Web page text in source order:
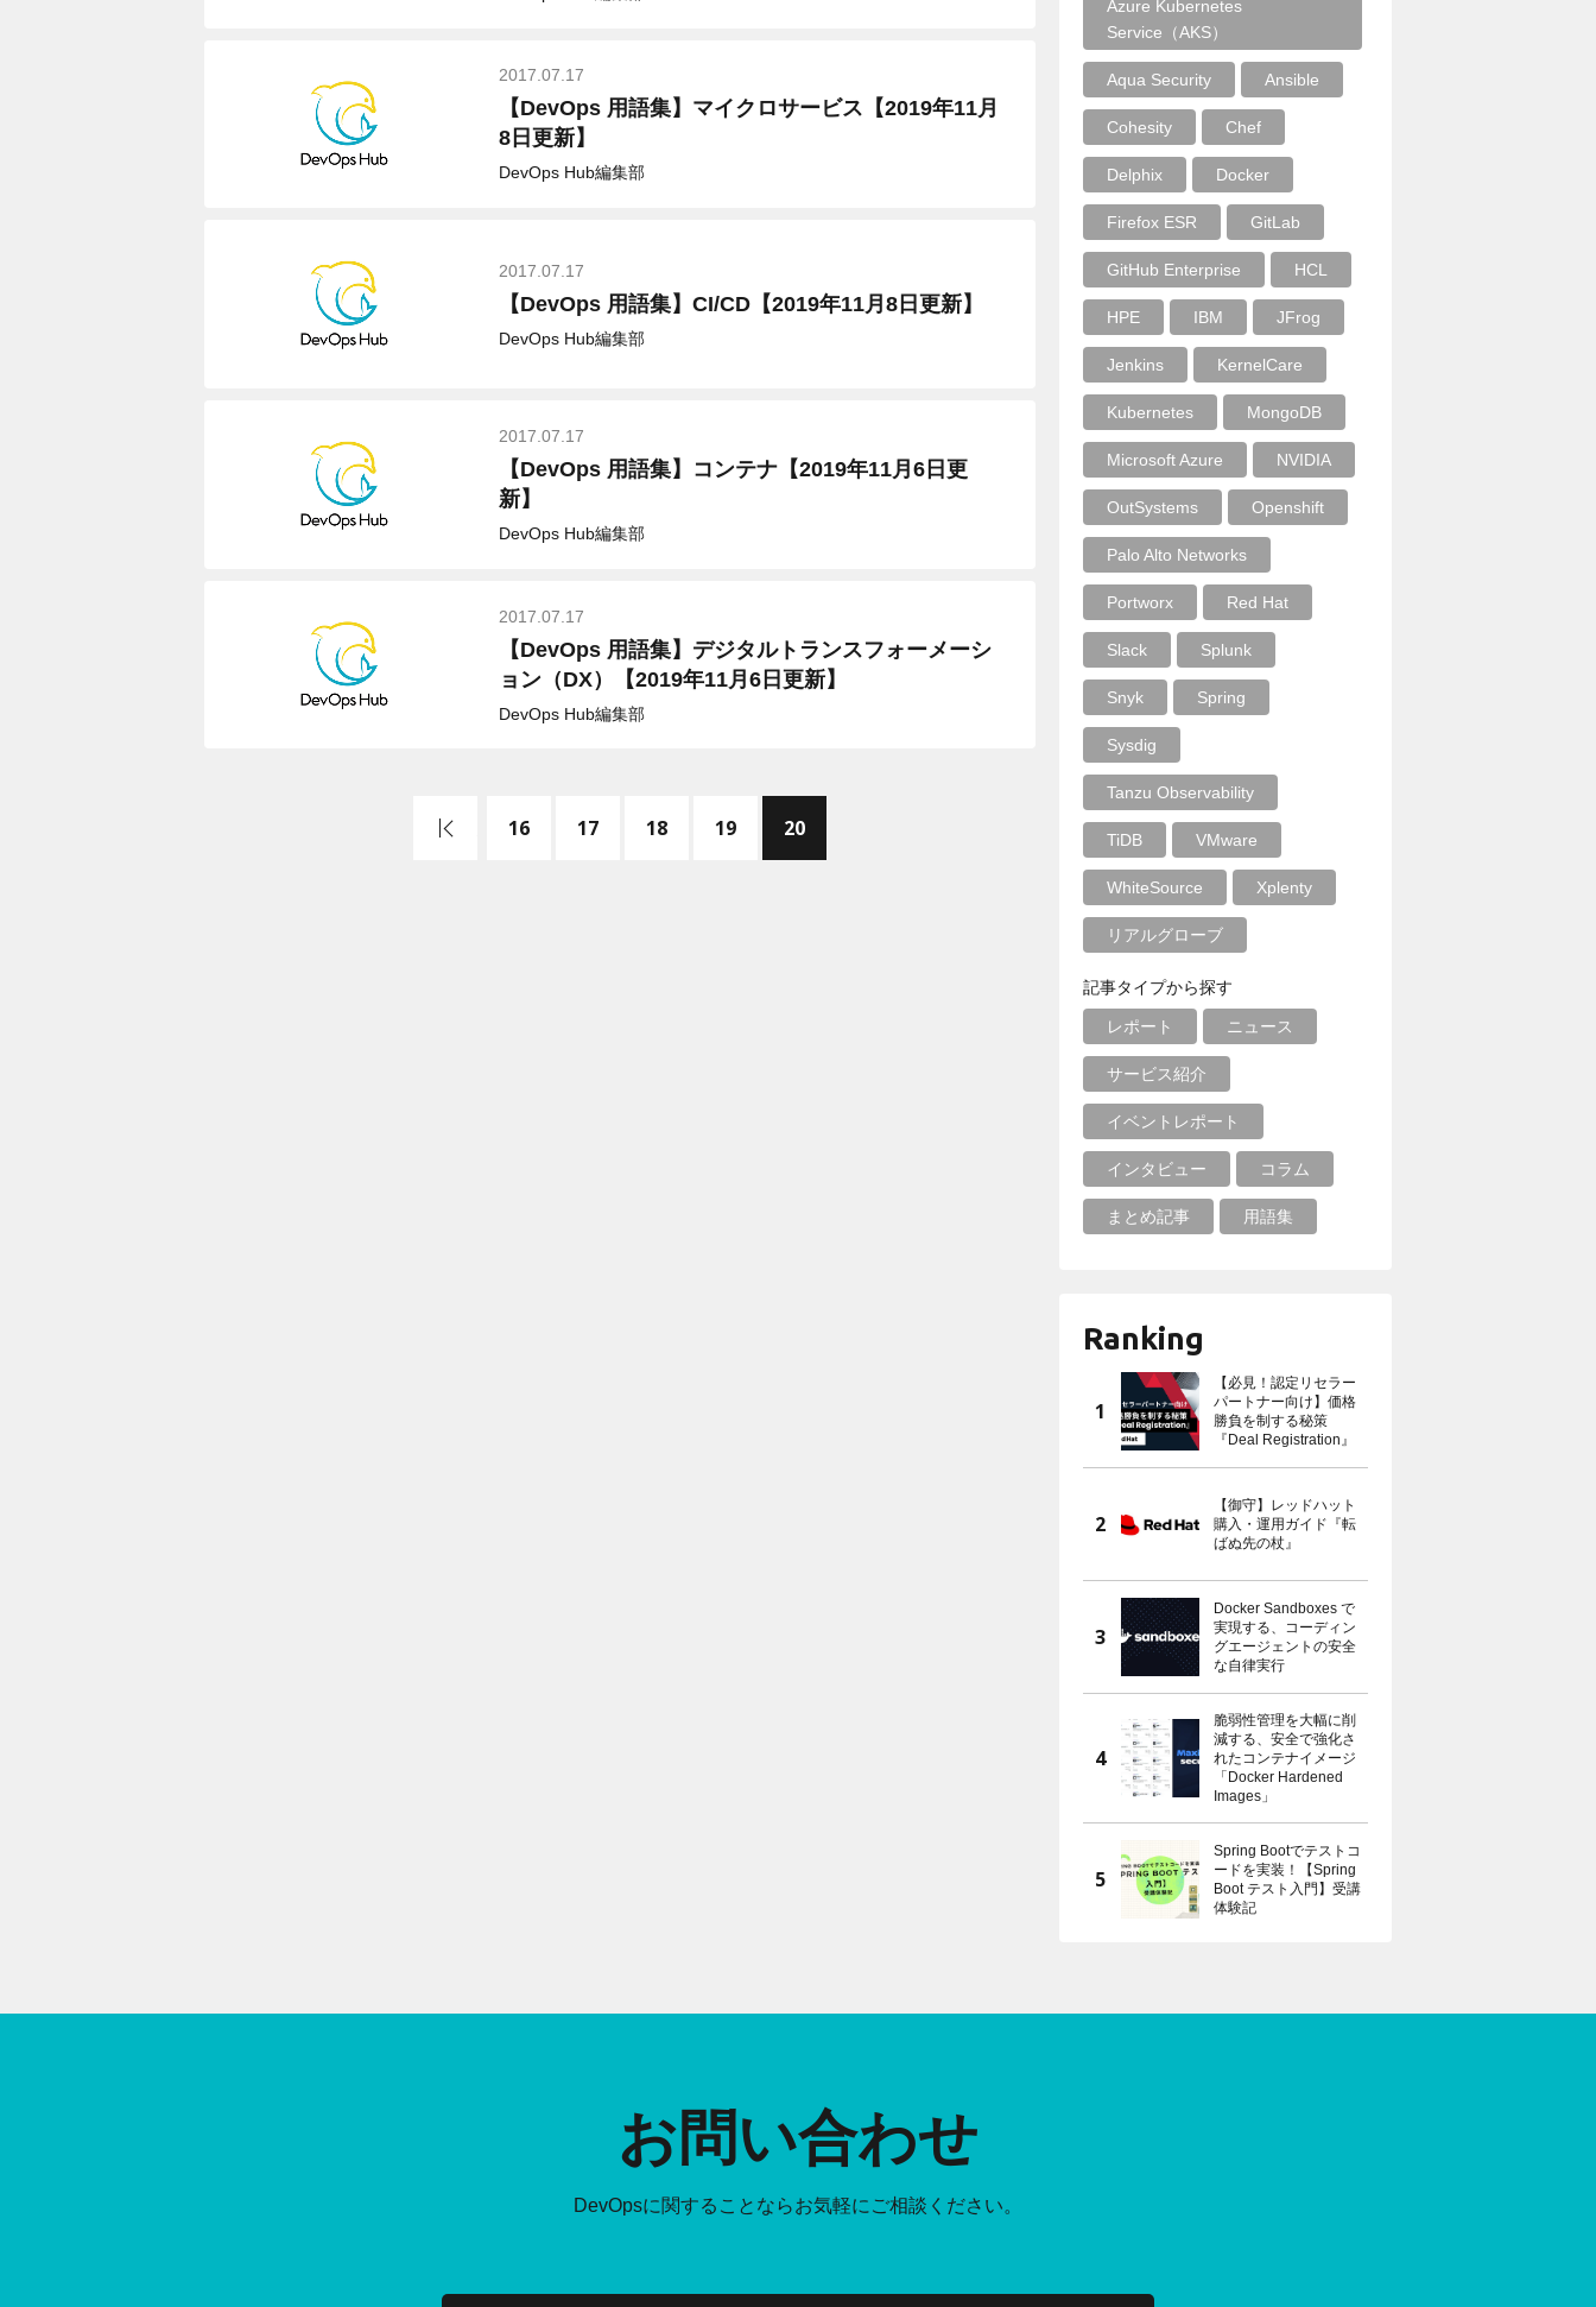
2017.07.17
【DevOps 用語集】マイクロサービス【2019年11月
8日更新】
DevOps Hub編集部
2017.07.17
【DevOps 用語集】CI/CD【2019年11月8日更新】
DevOps Hub編集部
2017.07.17
【DevOps 用語集】コンテナ【2019年11月6日更
新】
DevOps Hub編集部
2017.07.17
【DevOps 用語集】デジタルトランスフォーメーシ
ョン（DX）【2019年11月6日更新】
DevOps Hub編集部
先頭へ
16 17 18 19 20
Azure Kubernetes
Service（AKS）
Aqua Security Ansible
Cohesity Chef
Delphix Docker
Firefox ESR GitLab
GitHub Enterprise HCL
HPE IBM JFrog
Jenkins KernelCare
Kubernetes MongoDB
Microsoft Azure NVIDIA
OutSystems Openshift
Palo Alto Networks
Portworx Red Hat
Slack Splunk
Snyk Spring
Sysdig
Tanzu Observability
TiDB VMware
WhiteSource Xplenty
リアルグローブ
記事タイプから探す
レポート ニュース
サービス紹介
イベントレポート
インタビュー コラム
まとめ記事 用語集
Ranking
【必見！認定リセラー
パートナー向け】価格
勝負を制する秘策
『Deal Registration』
【御守】レッドハット
購入・運用ガイド『転
ばぬ先の杖』
Docker Sandboxes で
実現する、コーディン
グエージェントの安全
な自律実行
脆弱性管理を大幅に削
減する、安全で強化さ
れたコンテナイメージ
「Docker Hardened
Images」
Spring Bootでテストコ
ードを実装！【Spring
Boot テスト入門】受講
体験記
お問い合わせ
DevOpsに関することならお気軽にご相談ください。